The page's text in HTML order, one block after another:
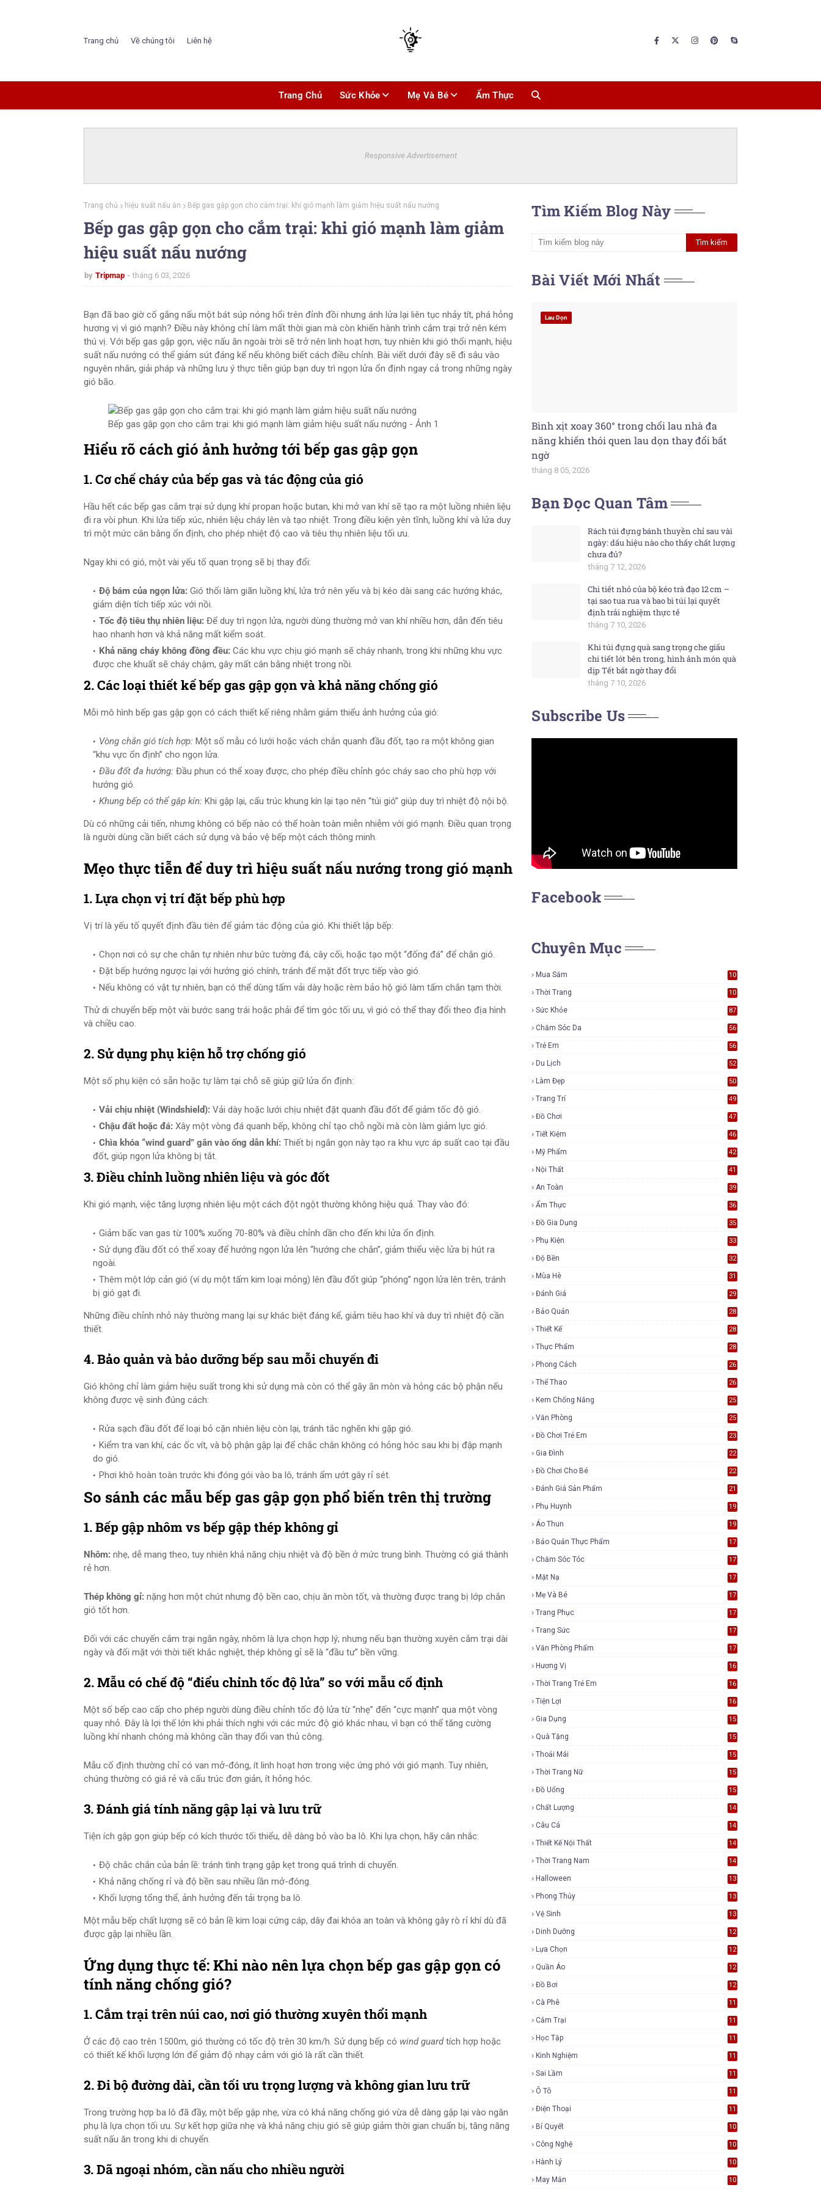
Trang chủ Về chúng tôi Liên hệ
Trang Chủ Sức Khỏe Mẹ Và Bé Ẩm Thực
Responsive Advertisement
Trang chủ hiệu suất nấu ăn Bếp gas gập gọn cho cắm trại: khi gió mạnh làm giảm hiệu suất nấu nướng
Bếp gas gập gọn cho cắm trại: khi gió mạnh làm giảm
hiệu suất nấu nướng
by Tripmap tháng 6 03, 2026
Bạn đã bao giờ cố gắng nấu một bát súp nóng hổi trên đỉnh đồi nhưng ánh lửa lại liên tục nhảy tít, phá hỏng
hương vị vì gió mạnh? Điều này không chỉ làm mất thời gian mà còn khiến hành trình cắm trại trở nên kém
thú vị. Với bếp gas gập gọn, việc nấu ăn ngoài trời sẽ trở nên linh hoạt hơn, tuy nhiên khi gió thổi mạnh, hiệu
suất nấu nướng có thể giảm sút đáng kể nếu không biết cách điều chỉnh. Bài viết dưới đây sẽ đi sâu vào
nguyên nhân, giải pháp và những lưu ý thực tiễn giúp bạn duy trì ngọn lửa ổn định ngay cả trong những ngày
gió bão.
Bếp gas gập gọn cho cắm trại: khi gió mạnh làm giảm hiệu suất nấu nướng - Ảnh 1
Hiểu rõ cách gió ảnh hưởng tới bếp gas gập gọn
1. Cơ chế cháy của bếp gas và tác động của gió
Hầu hết các bếp gas cắm trại sử dụng khí propan hoặc butan, khi mở van khí sẽ tạo ra một luồng nhiên liệu
đi ra vòi phun. Khi lửa tiếp xúc, nhiên liệu cháy lên và tạo nhiệt. Trong điều kiện yên tĩnh, luồng khí và lửa duy
trì một mức cân bằng ổn định, cho phép nhiệt độ cao và tiêu thụ nhiên liệu tối ưu.
Ngay khi có gió, một vài yếu tố quan trọng sẽ bị thay đổi:
Độ bám của ngọn lửa: Gió thổi làm giãn luồng khí, lửa trở nên yếu và bị kéo dài sang các hướng khác,
giảm diện tích tiếp xúc với nồi.
Tốc độ tiêu thụ nhiên liệu: Để duy trì ngọn lửa, người dùng thường mở van khí nhiều hơn, dẫn đến tiêu
hao nhanh hơn và khả năng mất kiểm soát.
Khả năng cháy không đồng đều: Các khu vực chịu gió mạnh sẽ cháy nhanh, trong khi những khu vực
được che khuất sẽ cháy chậm, gây mất cân bằng nhiệt trong nồi.
2. Các loại thiết kế bếp gas gập gọn và khả năng chống gió
Mỗi mô hình bếp gas gập gọn có cách thiết kế riêng nhằm giảm thiểu ảnh hưởng của gió:
Vòng chắn gió tích hợp: Một số mẫu có lưới hoặc vách chắn quanh đầu đốt, tạo ra một không gian
“khu vực ổn định” cho ngọn lửa.
Đầu đốt đa hướng: Đầu phun có thể xoay được, cho phép điều chỉnh góc cháy sao cho phù hợp với
hướng gió.
Khung bếp có thể gập kín: Khi gập lại, cấu trúc khung kín lại tạo nên “túi gió” giúp duy trì nhiệt độ nội bộ.
Dù có những cải tiến, nhưng không có bếp nào có thể hoàn toàn miễn nhiễm với gió mạnh. Điều quan trọng
là người dùng cần biết cách sử dụng và bảo vệ bếp một cách thông minh.
Mẹo thực tiễn để duy trì hiệu suất nấu nướng trong gió mạnh
1. Lựa chọn vị trí đặt bếp phù hợp
Vị trí là yếu tố quyết định đầu tiên để giảm tác động của gió. Khi thiết lập bếp:
Chọn nơi có sự che chắn tự nhiên như bức tường đá, cây cối, hoặc tạo một “đống đá” để chắn gió.
Đặt bếp hướng ngược lại với hướng gió chính, tránh để mặt đốt trực tiếp vào gió.
Nếu không có vật tự nhiên, bạn có thể dùng tấm vải dày hoặc rèm bảo hộ gió làm tấm chắn tạm thời.
Thử di chuyển bếp một vài bước sang trái hoặc phải để tìm góc tối ưu, vì gió có thể thay đổi theo địa hình
và chiều cao.
2. Sử dụng phụ kiện hỗ trợ chống gió
Một số phụ kiện có sẵn hoặc tự làm tại chỗ sẽ giúp giữ lửa ổn định:
Vải chịu nhiệt (Windshield): Vải dày hoặc lưới chịu nhiệt đặt quanh đầu đốt để giảm tốc độ gió.
Chậu đất hoặc đá: Xây một vòng đá quanh bếp, không chỉ tạo chỗ ngồi mà còn làm giảm lực gió.
Chìa khóa “wind guard” gắn vào ống dẫn khí: Thiết bị ngắn gọn này tạo ra khu vực áp suất cao tại đầu
đốt, giúp ngọn lửa không bị tắt.
3. Điều chỉnh luồng nhiên liệu và góc đốt
Khi gió mạnh, việc tăng lượng nhiên liệu một cách đột ngột thường không hiệu quả. Thay vào đó:
Giảm bấc van gas từ 100% xuống 70-80% và điều chỉnh dần cho đến khi lửa ổn định.
Sử dụng đầu đốt có thể xoay để hướng ngọn lửa lên “hướng che chắn”, giảm thiểu việc lửa bị hút ra
ngoài.
Thêm một lớp cản gió (ví dụ một tấm kim loại mỏng) lên đầu đốt giúp “phóng” ngọn lửa lên trên, tránh
bị gió gạt đi.
Những điều chỉnh nhỏ này thường mang lại sự khác biệt đáng kể, giảm tiêu hao khí và duy trì nhiệt độ cần
thiết.
4. Bảo quản và bảo dưỡng bếp sau mỗi chuyến đi
Gió không chỉ làm giảm hiệu suất trong khi sử dụng mà còn có thể gây ăn mòn và hỏng các bộ phận nếu
không được vệ sinh đúng cách:
Rửa sạch đầu đốt để loại bỏ cặn nhiên liệu còn lại, tránh tắc nghẽn khi gặp gió.
Kiểm tra van khí, các ốc vít, và bộ phận gập lại để chắc chắn không có hỏng hóc sau khi bị đập mạnh
do gió.
Phơi khô hoàn toàn trước khi đóng gói vào ba lô, tránh ẩm ướt gây rỉ sét.
So sánh các mẫu bếp gas gập gọn phổ biến trên thị trường
1. Bếp gập nhôm vs bếp gập thép không gỉ
Nhôm: nhẹ, dễ mang theo, tuy nhiên khả năng chịu nhiệt và độ bền ở mức trung bình. Thường có giá thành
rẻ hơn.
Thép không gỉ: nặng hơn một chút nhưng độ bền cao, chịu ăn mòn tốt, và thường được trang bị lớp chắn
gió tốt hơn.
Đối với các chuyến cắm trại ngắn ngày, nhôm là lựa chọn hợp lý; nhưng nếu bạn thường xuyên cắm trại dài
ngày và đối mặt với thời tiết khắc nghiệt, thép không gỉ sẽ là “đầu tư” bền vững.
2. Mẫu có chế độ “điểu chỉnh tốc độ lửa” so với mẫu cố định
Một số bếp cao cấp cho phép người dùng điều chỉnh tốc độ lửa từ “nhẹ” đến “cực mạnh” qua một vòng
quay nhỏ. Đây là lợi thế lớn khi phải thích nghi với các mức độ gió khác nhau, vì bạn có thể tăng cường
luồng khí nhanh chóng mà không cần thay đổi van thủ công.
Mẫu cố định thường chỉ có van mở-đóng, ít linh hoạt hơn trong việc ứng phó với gió mạnh. Tuy nhiên,
chúng thường có giá rẻ và cấu trúc đơn giản, ít hỏng hóc.
3. Đánh giá tính năng gập lại và lưu trữ
Tiện ích gập gọn giúp bếp có kích thước tối thiểu, dễ dàng bỏ vào ba lô. Khi lựa chọn, hãy cân nhắc:
Độ chắc chắn của bản lề: tránh tình trạng gập kẹt trong quá trình di chuyển.
Khả năng chống rỉ và độ bền sau nhiều lần mở-đóng.
Khối lượng tổng thể, ảnh hưởng đến tải trọng ba lô.
Một mẫu bếp chất lượng sẽ có bản lề kim loại cứng cáp, dây đai khóa an toàn và không gây rò rỉ khí dù đã
được gập lại nhiều lần.
Ứng dụng thực tế: Khi nào nên lựa chọn bếp gas gập gọn có
tính năng chống gió?
1. Cắm trại trên núi cao, nơi gió thường xuyên thổi mạnh
Ở các độ cao trên 1500m, gió thường có tốc độ trên 30 km/h. Sử dụng bếp có wind guardtích hợp hoặc
có thiết kế khối lượng lớn để giảm độ nhạy cảm với gió là rất cần thiết.
2. Đi bộ đường dài, cần tối ưu trọng lượng và không gian lưu trữ
Trong trường hợp ba lô đã đầy, một bếp gập nhẹ, vừa có khả năng chống gió vừa dễ dàng gập lại vào ngăn
phụ là lựa chọn tối ưu. Sự kết hợp giữa nhẹ và khả năng chịu gió sẽ giúp giảm thời gian chuẩn bị, tăng năng
suất nấu ăn trong khi di chuyển.
3. Dã ngoại nhóm, cần nấu cho nhiều người
Tìm Kiếm Blog Này
Bài Viết Mới Nhất
Lau Dọn
Bình xịt xoay 360° trong chổi lau nhà đa
năng khiến thói quen lau dọn thay đổi bất
ngờ
tháng 8 05, 2026
Bạn Đọc Quan Tâm
Rách túi đựng bánh thuyền chỉ sau vài
ngày: dấu hiệu nào cho thấy chất lượng
chưa đủ?
tháng 7 12, 2026
Chi tiết nhỏ của bộ kéo trà đạo 12 cm –
tại sao tua rua và bao bì túi lại quyết
định trải nghiệm thực tế
tháng 7 10, 2026
Khi túi đựng quà sang trọng che giấu
chi tiết lót bên trong, hình ảnh món quà
dịp Tết bất ngờ thay đổi
tháng 7 10, 2026
Subscribe Us
Facebook
Chuyên Mục
Mua Sắm
10
Thời Trang
10
Sức Khỏe 87
Chăm Sóc Da 56
Trẻ Em 56
Du Lịch 52
Làm Đẹp 50
Trang Trí 49
Đồ Chơi 47
Tiết Kiệm 46
Mỹ Phẩm 42
Nội Thất 41
An Toàn 39
Ẩm Thực 36
Đồ Gia Dụng 35
Phụ Kiện 33
Độ Bền 32
Mùa Hè 31
Đánh Giá 29
Bảo Quản 28
Thiết Kế 28
Thực Phẩm 28
Phong Cách 26
Thể Thao 26
Kem Chống Nắng 25
Văn Phòng 25
Đồ Chơi Trẻ Em 23
Gia Đình 22
Đồ Chơi Cho Bé 22
Đánh Giá Sản Phẩm 21
Phụ Huynh 19
Áo Thun 19
Bảo Quản Thực Phẩm 17
Chăm Sóc Tóc 17
Mặt Nạ 17
Mẹ Và Bé 17
Trang Phục 17
Trang Sức 17
Văn Phòng Phẩm 17
Hương Vị 16
Thời Trang Trẻ Em 16
Tiện Lợi 16
Gia Dụng 15
Quà Tặng 15
Thoải Mái 15
Thời Trang Nữ 15
Đồ Uống 15
Chất Lượng 14
Câu Cá 14
Thiết Kế Nội Thất 14
Thời Trang Nam 14
Halloween 13
Phong Thủy 13
Vệ Sinh 13
Dinh Dưỡng 12
Lựa Chọn 12
Quần Áo 12
Đồ Bơi 12
Cà Phê 11
Cắm Trại 11
Học Tập 11
Kinh Nghiệm 11
Sai Lầm 11
Ô Tô 11
Điện Thoại 11
Bí Quyết 10
Công Nghệ 10
Hành Lý 10
May Mắn 10